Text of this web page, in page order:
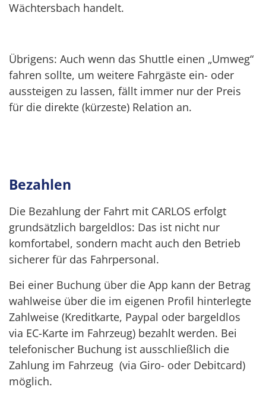
Wächtersbach handelt.
Übrigens: Auch wenn das Shuttle einen „Umweg“
fahren sollte, um weitere Fahrgäste ein- oder
aussteigen zu lassen, fällt immer nur der Preis
für die direkte (kürzeste) Relation an.
Bezahlen
Die Bezahlung der Fahrt mit CARLOS erfolgt
grundsätzlich bargeldlos: Das ist nicht nur
komfortabel, sondern macht auch den Betrieb
sicherer für das Fahrpersonal.
Bei einer Buchung über die App kann der Betrag
wahlweise über die im eigenen Profil hinterlegte
Zahlweise (Kreditkarte, Paypal oder bargeldlos
via EC-Karte im Fahrzeug) bezahlt werden. Bei
telefonischer Buchung ist ausschließlich die
Zahlung im Fahrzeug (via Giro- oder Debitcard)
möglich.